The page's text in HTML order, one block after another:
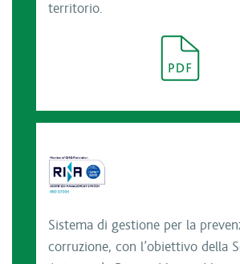
territorio.
Sistema di gestione per la
corruzione, con l’obiettivo della